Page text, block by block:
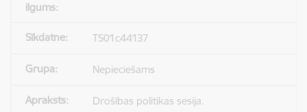
TS01c44137
Nepieciešams
Drošības politikas sesija.